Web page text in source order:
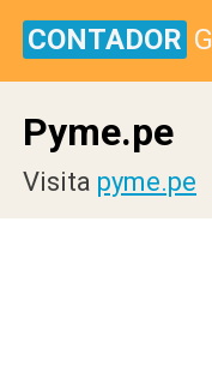
CONTADOR
Pyme.pe
Visita pyme.pe